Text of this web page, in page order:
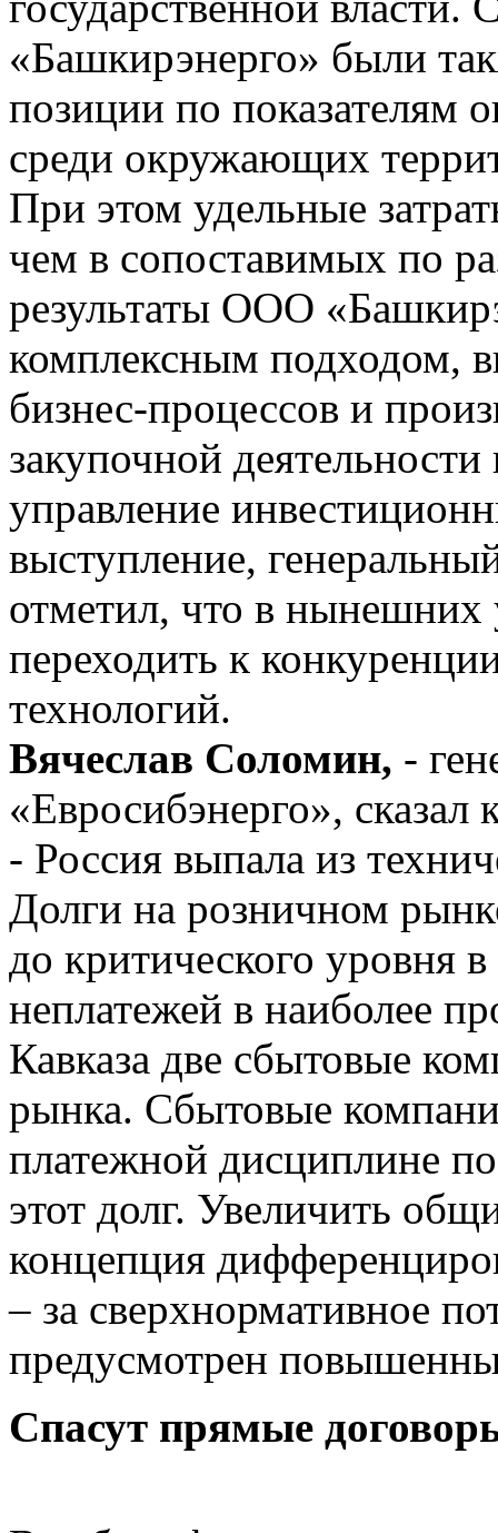
«Башкирэнерго» были
позиции по показателям
среди окружающих
При этом удельные
чем в сопоставимых по
результаты ООО
комплексным подходом,
бизнес-процессов и
закупочной
управление
выступление,
отметил, что в нынешних
переходить к
технологий.
Вячеслав Соломин, -
«Евросибэнерго», сказал
- Россия выпала из
Долги на розничном
до критического уровня
неплатежей в наиболее
Кавказа две сбытовые
рынка. Сбытовые
платежной дисциплине
этот долг. Увеличить
концепция
– за сверхнормативное
предусмотрен
Спасут прямые